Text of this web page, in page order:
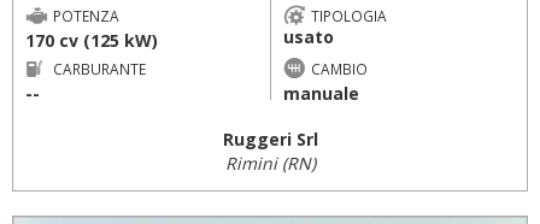
POTENZA
170 cv (125 kW)
TIPOLOGIA
usato
CARBURANTE
--
CAMBIO
manuale
Ruggeri Srl
Rimini (RN)